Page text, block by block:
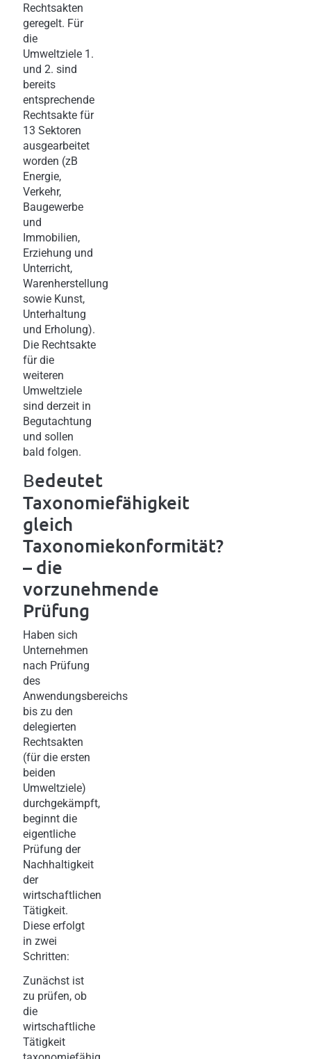
Rechtsakten
geregelt. Für
die
Umweltziele 1.
und 2. sind
bereits
entsprechende
Rechtsakte für
13 Sektoren
ausgearbeitet
worden (zB
Energie,
Verkehr,
Baugewerbe
und
Immobilien,
Erziehung und
Unterricht,
Warenherstellung
sowie Kunst,
Unterhaltung
und Erholung).
Die Rechtsakte
für die
weiteren
Umweltziele
sind derzeit in
Begutachtung
und sollen
bald folgen.
Bedeutet
Taxonomiefähigkeit
gleich
Taxonomiekonformität?
– die
vorzunehmende
Prüfung
Haben sich
Unternehmen
nach Prüfung
des
Anwendungsbereichs
bis zu den
delegierten
Rechtsakten
(für die ersten
beiden
Umweltziele)
durchgekämpft,
beginnt die
eigentliche
Prüfung der
Nachhaltigkeit
der
wirtschaftlichen
Tätigkeit.
Diese erfolgt
in zwei
Schritten:
Zunächst ist
zu prüfen, ob
die
wirtschaftliche
Tätigkeit